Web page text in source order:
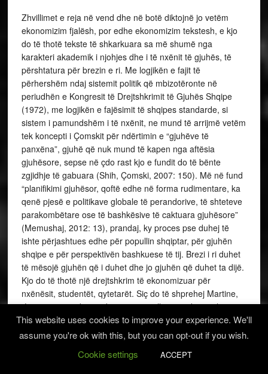
Zhvillimet e reja në vend dhe në botë diktojnë jo vetëm
ekonomizim fjalësh, por edhe ekonomizim tekstesh, e kjo
do të thotë tekste të shkarkuara sa më shumë nga
karakteri akademik i njohjes dhe i të nxënit të gjuhës, të
përshtatura për brezin e ri. Me logjikën e fajit të
përhershëm ndaj sistemit politik që mbizotëronte në
periudhën e Kongresit të Drejtshkrimit të Gjuhës Shqipe
(1972), me logjikën e fajësimit të shqipes standarde, si
sistem i pamundshëm i të nxënit, ne mund të arrijmë vetëm
tek koncepti i Çomskit për ndërtimin e “gjuhëve të
panxëna”, gjuhë që nuk mund të kapen nga aftësia
gjuhësore, sepse në çdo rast kjo e fundit do të bënte
zgjidhje të gabuara (Shih, Çomski, 2007: 150). Më në fund
“planifikimi gjuhësor, qoftë edhe në forma rudimentare, ka
qenë pjesë e politikave globale të perandorive, të shteteve
parakombëtare ose të bashkësive të caktuara gjuhësore”
(Memushaj, 2012: 13), prandaj, ky proces pse duhej të
ishte përjashtues edhe për popullin shqiptar, për gjuhën
shqipe e për perspektivën bashkuese të tij. Brezi i ri duhet
të mësojë gjuhën që i duhet dhe jo gjuhën që duhet ta dijë.
Kjo do të thotë një drejtshkrim të ekonomizuar për
nxënësit, studentët, qytetarët. Siç do të shprehej Martine,
“Ligji, sa më pak mundim për një qëllim të caktuar vlen
edhe për gjuhën” (Martine, 2020: 149). Drejtshkrimi i sotëm
i gjuhës shqipe është botuar vetëm për lektorët dhe
nxënësit, mësuesit, specialistët e dijeve jogjuhësore”.
This website uses cookies to improve your experience. We'll
assume you're ok with this, but you can opt-out if you wish.
Cookie settings
ACCEPT